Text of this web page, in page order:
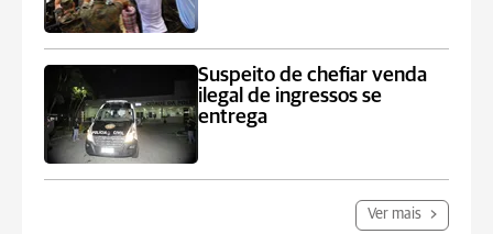
Suspeito de chefiar venda
ilegal de ingressos se
entrega
Ver mais